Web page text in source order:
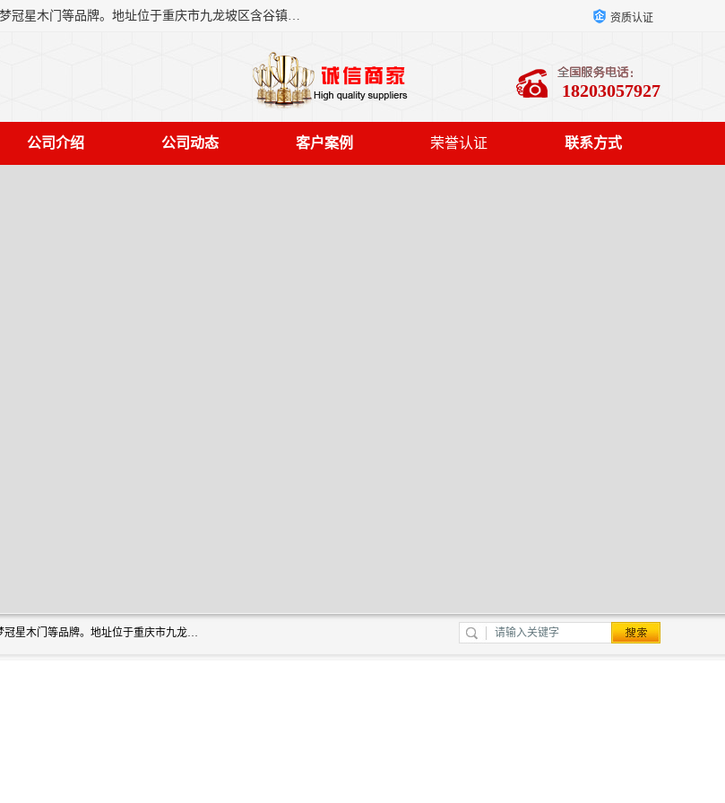
重庆梦冠星家具有限公司旗下有：紫阳高照木门，金佳帝木门，冠熙木门，梦冠星木门等品牌。地址位于重庆市九龙坡区含谷镇崇兴村7社，欢迎新老客户来访。 资质认证
18203057927
公司介绍 公司动态 客户案例 荣誉认证 联系方式
重庆梦冠星家具有限公司旗下有：紫阳高照木门，金佳帝木门，冠熙木门，梦冠星木门等品牌。地址位于重庆市九龙坡区含谷镇崇兴村7社，欢迎新老客户来访。